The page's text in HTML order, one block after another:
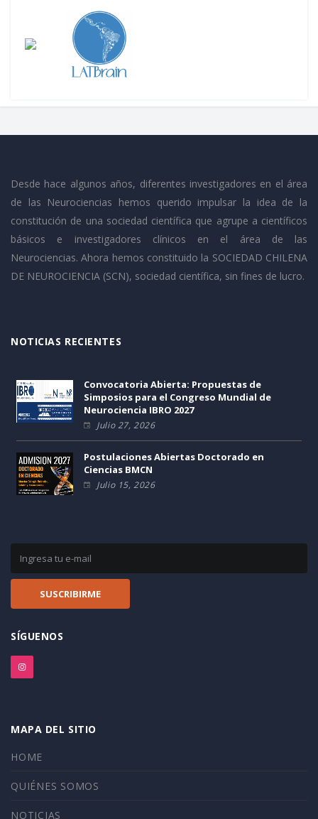
Desde hace algunos años, diferentes investigadores en el área
de las Neurociencias hemos querido impulsar la idea de la
constitución de una sociedad científica que agrupe a científicos
básicos e investigadores clínicos en el área de las
Neurociencias. Ahora hemos constituido la SOCIEDAD CHILENA
DE NEUROCIENCIA (SCN), sociedad científica, sin fines de lucro.
NOTICIAS RECIENTES
Convocatoria Abierta: Propuestas de
Simposios para el Congreso Mundial de
Neurociencia IBRO 2027
Julio 27, 2026
Postulaciones Abiertas Doctorado en
Ciencias BMCN
Julio 15, 2026
SÍGUENOS
MAPA DEL SITIO
HOME
QUIÉNES SOMOS
NOTICIAS